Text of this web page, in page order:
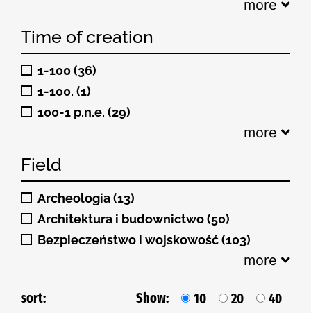
more
Time of creation
1-100 (36)
1-100. (1)
100-1 p.n.e. (29)
more
Field
Archeologia (13)
Architektura i budownictwo (50)
Bezpieczeństwo i wojskowość (103)
more
sort: Show: 10 20 40